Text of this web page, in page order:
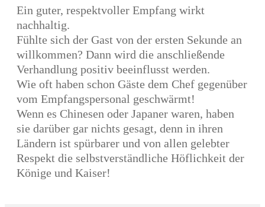
Ein guter, respektvoller Empfang wirkt
nachhaltig.
Fühlte sich der Gast von der ersten Sekunde an
willkommen? Dann wird die anschließende
Verhandlung positiv beeinflusst werden.
Wie oft haben schon Gäste dem Chef gegenüber
vom Empfangspersonal geschwärmt!
Wenn es Chinesen oder Japaner waren, haben
sie darüber gar nichts gesagt, denn in ihren
Ländern ist spürbarer und von allen gelebter
Respekt die selbstverständliche Höflichkeit der
Könige und Kaiser!